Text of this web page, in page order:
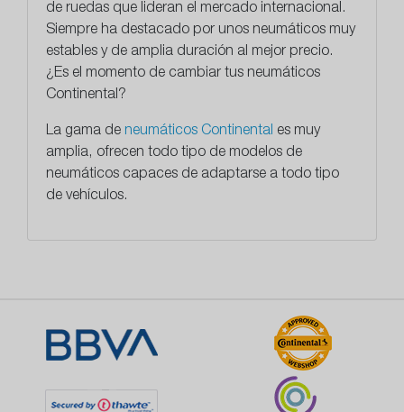
de ruedas que lideran el mercado internacional.
Siempre ha destacado por unos neumáticos muy
estables y de amplia duración al mejor precio.
¿Es el momento de cambiar tus neumáticos
Continental?
La gama de neumáticos Continental es muy
amplia, ofrecen todo tipo de modelos de
neumáticos capaces de adaptarse a todo tipo
de vehículos.